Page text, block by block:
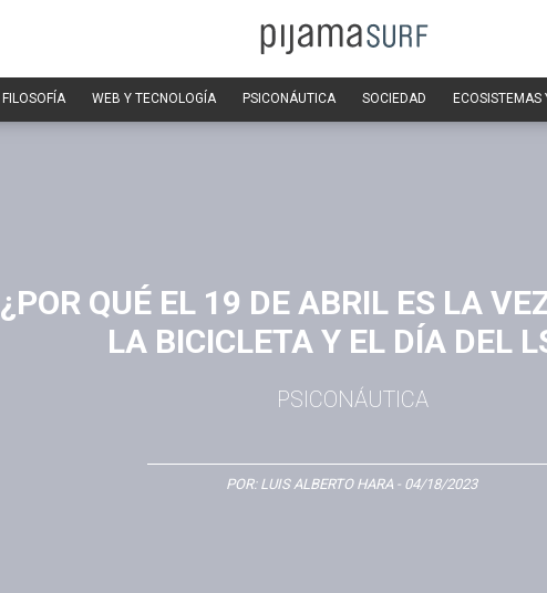
FILOSOFÍA WEB Y TECNOLOGÍA PSICONÁUTICA SOCIEDAD ECOSISTEMAS
¿POR QUÉ EL 19 DE ABRIL ES LA
LA BICICLETA Y EL DÍA DEL
PSICONÁUTICA
POR: LUIS ALBERTO HARA - 04/18/2023